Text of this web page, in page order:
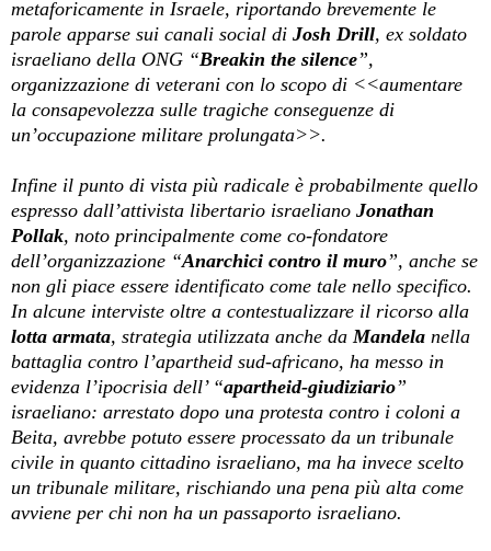
metaforicamente in Israele, riportando brevemente le
parole apparse sui canali social di Josh Drill, ex soldato
israeliano della ONG “Breakin the silence”,
organizzazione di veterani con lo scopo di <<aumentare
la consapevolezza sulle tragiche conseguenze di
un’occupazione militare prolungata>>.
Infine il punto di vista più radicale è probabilmente quello
espresso dall’attivista libertario israeliano Jonathan
Pollak, noto principalmente come co-fondatore
dell’organizzazione “Anarchici contro il muro”, anche se
non gli piace essere identificato come tale nello specifico.
In alcune interviste oltre a contestualizzare il ricorso alla
lotta armata, strategia utilizzata anche daMandela nella
battaglia contro l’apartheid sud-africano, ha messo in
evidenza l’ipocrisia dell’ “apartheid-giudiziario”
israeliano: arrestato dopo una protesta contro i coloni a
Beita, avrebbe potuto essere processato da un tribunale
civile in quanto cittadino israeliano, ma ha invece scelto
un tribunale militare, rischiando una pena più alta come
avviene per chi non ha un passaporto israeliano.